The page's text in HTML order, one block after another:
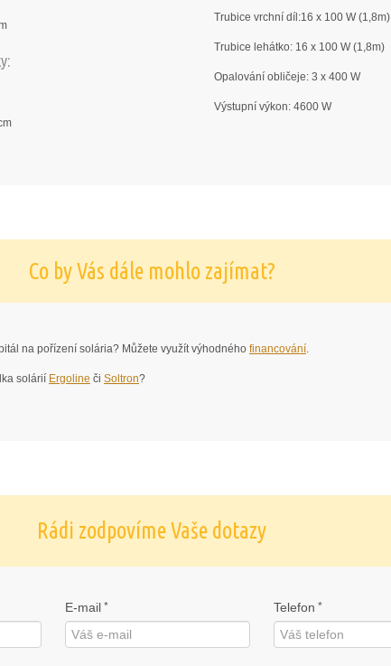
Trubice vrchní díl:16 x 100 W (1,8m)
Trubice lehátko: 16 x 100 W (1,8m)
Opalování obličeje: 3 x 400 W
Výstupní výkon: 4600 W
Co by Vás dále mohlo zajímat?
na pořízení solária? Můžete využít výhodného financování.
solárií Ergoline či Soltron?
Rádi zodpovíme Vaše dotazy
E-mail * Telefon *